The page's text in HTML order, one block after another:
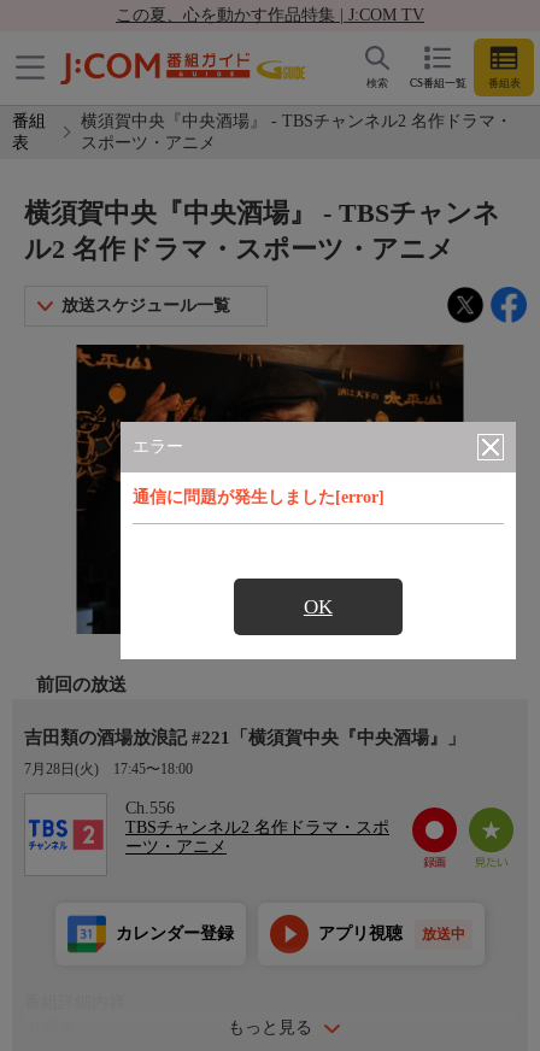
この夏、心を動かす作品特集 | J:COM TV
CS番組一覧 番組表
検索
番組
表
横須賀中央『中央酒場』 - TBSチャンネル2 名作ドラマ・
スポーツ・アニメ
エラー
通信に問題が発生しました[error]
OK
横須賀中央『中央酒場』 - TBSチャンネ
ル2 名作ドラマ・スポーツ・アニメ
放送スケジュール一覧
前回の放送
吉田類の酒場放浪記 #221「横須賀中央『中央酒場』」
7月28日(火) 17:45〜18:00
Ch.556
TBSチャンネル2 名作ドラマ・スポ
ーツ・アニメ
もっと見る
カレンダー登録 アプリ視聴 放送中